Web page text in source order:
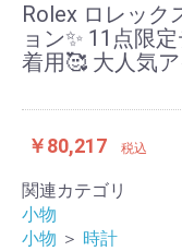
Rolex ロレック
ョン✨ 11点限
着用🥰 大人気
￥80,217 税込
関連カテゴリ
小物
小物 ＞ 時計